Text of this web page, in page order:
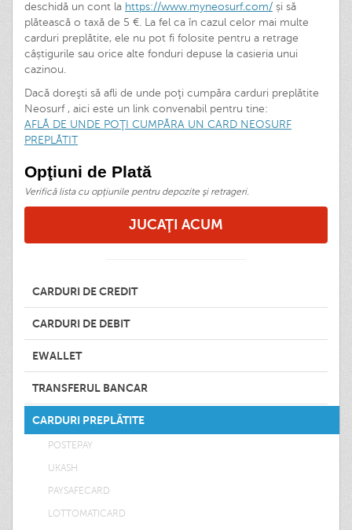
deschidă un cont la https://www.myneosurf.com/ și să
plătească o taxă de 5 €. La fel ca în cazul celor mai multe
carduri preplătite, ele nu pot fi folosite pentru a retrage
câștigurile sau orice alte fonduri depuse la casieria unui
cazinou.
Dacă doreşti să afli de unde poţi cumpăra carduri preplătite
Neosurf , aici este un link convenabil pentru tine:
AFLĂ DE UNDE POŢI CUMPĂRA UN CARD NEOSURF
PREPLĂTIT
Opţiuni de Plată
Verifică lista cu opţiunile pentru depozite şi retrageri.
JUCAŢI ACUM
CARDURI DE CREDIT
CARDURI DE DEBIT
EWALLET
TRANSFERUL BANCAR
CARDURI PREPLĂTITE
POSTEPAY
UKASH
PAYSAFECARD
LOTTOMATICARD